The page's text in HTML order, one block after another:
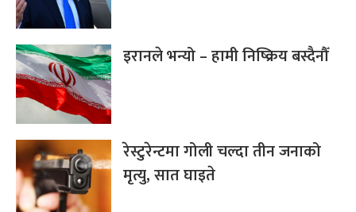
इरानले भन्यो – हामी निष्क्रिय बस्दैनौँ
रेस्टुरेन्टमा गोली चल्दा तीन जनाको
मृत्यु, सात घाइते